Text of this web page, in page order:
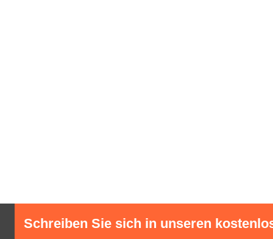
Schreiben Sie sich in unseren